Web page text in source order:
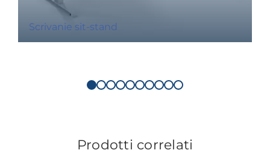
Scrivanie sit-stand
Prodotti correlati